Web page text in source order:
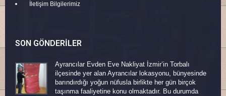
İletişim Bilgilerimiz
SON GÖNDERILER
Ayrancılar Evden Eve Nakliyat İzmir’in Torbalı
ilçesinde yer alan Ayrancılar lokasyonu, bünyesinde
barındırdığı yoğun nüfusla birlikte her gün birçok
taşınma faaliyetine konu olmaktadır. Bu durumda